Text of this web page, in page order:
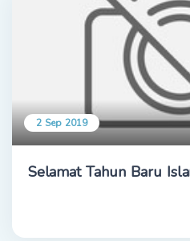
2 Sep 2019
Selamat Tahun Baru